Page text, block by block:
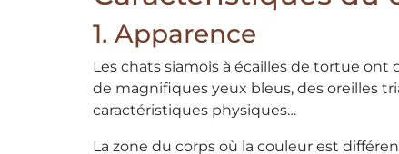
1. Apparence
Les chats siamois à écailles de tortue
de magnifiques yeux bleus, des oreilles
caractéristiques physiques…
La zone du corps où la couleur est